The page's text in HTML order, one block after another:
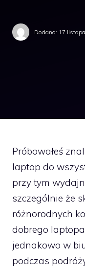
Dodano: 17
Próbowałeś
laptop do
przy tym
szczególnie że
różnorodnych
dobrego
jednakowo w
podczas